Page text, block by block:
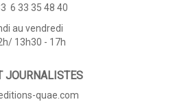
6 33 35 48 40
au vendredi
13h30 - 17h
JOURNALISTES
quae.com